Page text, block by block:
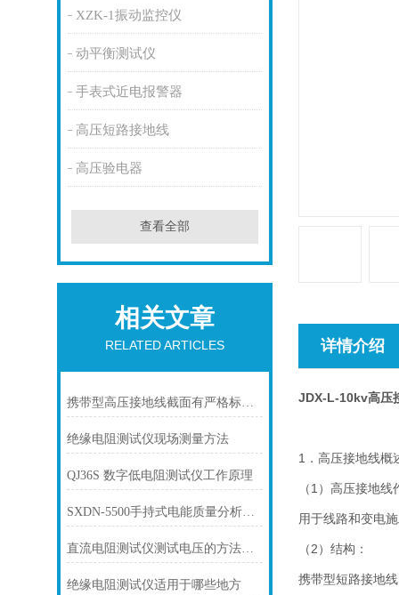
XZK-1振动监控仪
动平衡测试仪
手表式近电报警器
高压短路接地线
高压验电器
查看全部
相关文章
RELATED ARTICLES
携带型高压接地线截面有严格标准和要求
绝缘电阻测试仪现场测量方法
QJ36S 数字低电阻测试仪工作原理
SXDN-5500手持式电能质量分析仪参数设置说明
直流电阻测试仪测试电压的方法有哪四种？
绝缘电阻测试仪适用于哪些地方
详情介绍
JDX-L-10kv高压
1．高压接地线概
（1）高压接地线
用于线路和变电
（2）结构：
携带型短路接地